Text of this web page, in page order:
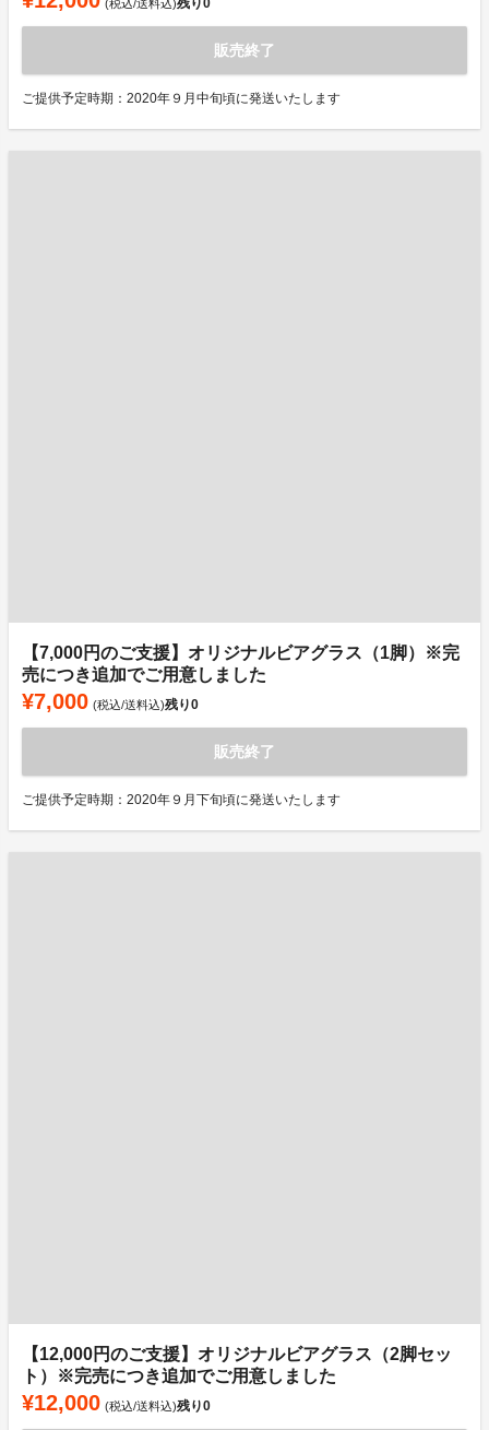
(税込/送料込)残り0
販売終了
ご提供予定時期：2020年９月中旬頃に発送いたします
【7,000円のご支援】オリジナルビアグラス（1脚）※完
売につき追加でご用意しました
¥7,000 (税込/送料込)残り0
販売終了
ご提供予定時期：2020年９月下旬頃に発送いたします
【12,000円のご支援】オリジナルビアグラス（2脚セッ
ト）※完売につき追加でご用意しました
¥12,000 (税込/送料込)残り0